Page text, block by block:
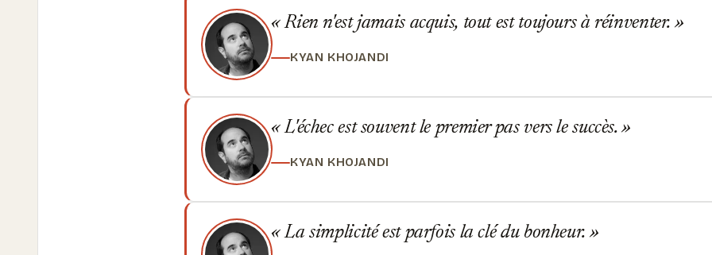
Rien n'est jamais acquis, tout est toujours à réinventer.
KYAN KHOJANDI
L'échec est souvent le premier pas vers le succès.
KYAN KHOJANDI
La simplicité est parfois la clé du bonheur.